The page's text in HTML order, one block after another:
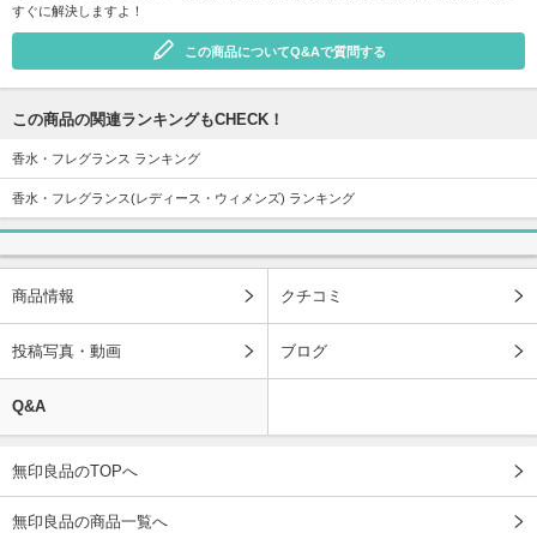
すぐに解決しますよ！
この商品についてQ&Aで質問する
この商品の関連ランキングもCHECK！
香水・フレグランス ランキング
香水・フレグランス(レディース・ウィメンズ) ランキング
商品情報 クチコミ
投稿写真・動画 ブログ
Q&A
無印良品のTOPへ
無印良品の商品一覧へ